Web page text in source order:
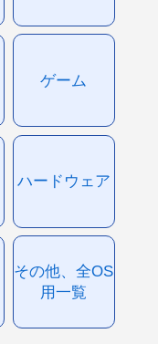
ゲーム
ハードウェア
その他、全OS
用一覧